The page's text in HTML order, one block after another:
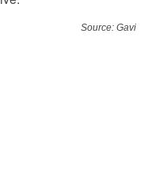
Source: Gavi